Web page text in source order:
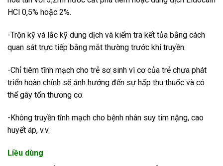
HCl 0,5% hoặc 2%.
-Trộn kỹ và lắc kỹ dung dịch và kiểm tra kết tủa bằng cách
quan sát trực tiếp bằng mắt thường trước khi truyền.
-Chỉ tiêm tĩnh mạch cho trẻ sơ sinh vì cơ của trẻ chưa phát
triển hoàn chỉnh sẽ ảnh hưởng đến sự hấp thu thuốc và có
thể gây tổn thương cơ.
-Không truyền tĩnh mạch cho bệnh nhân suy tim nặng, cao
huyết áp, v.v.
Liều dùng